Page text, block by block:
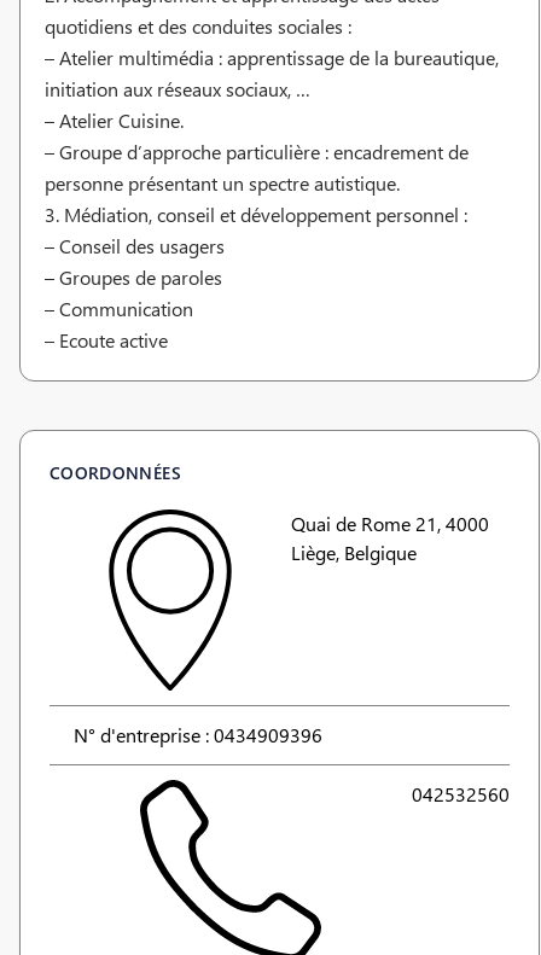
quotidiens et des conduites sociales :
– Atelier multimédia : apprentissage de la bureautique,
initiation aux réseaux sociaux, …
– Atelier Cuisine.
– Groupe d’approche particulière : encadrement de
personne présentant un spectre autistique.
3. Médiation, conseil et développement personnel :
– Conseil des usagers
– Groupes de paroles
– Communication
– Ecoute active
COORDONNÉES
Quai de Rome 21, 4000
Liège, Belgique
N° d'entreprise : 0434909396
042532560